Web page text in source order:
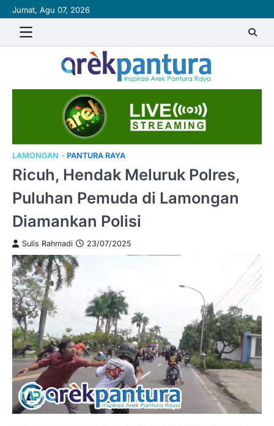
Skip
to
content
Jumat, Agu 07, 2026
LAMONGAN PANTURA RAYA
Ricuh, Hendak Meluruk Polres,
Puluhan Pemuda di Lamongan
Diamankan Polisi
Sulis Rahmadi 23/07/2025